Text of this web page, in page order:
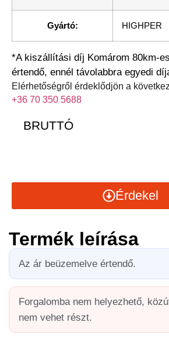
Gyártó: HIGHPER
*A kiszállítási díj Komárom 80km-
értendő, ennél távolabbra egyedi
Elérhetőségről érdeklődjön a
+36 70 350 5688
BRUTTÓ
Érdekel
Termék leírása
Az ár beüzemelve értendő.
Forgalomba nem helyezhető,
nem vehet részt.